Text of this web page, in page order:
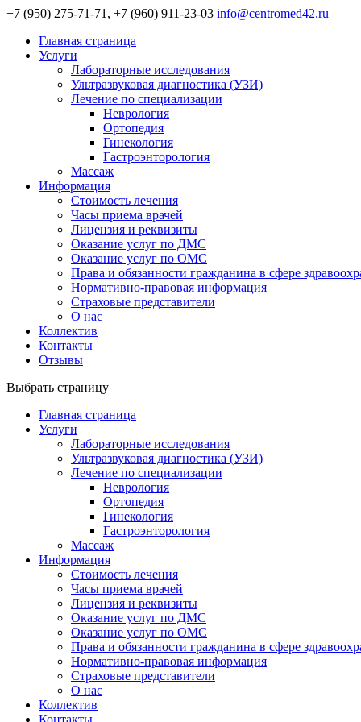
+7 (950) 275-71-71, +7 (960) 911-23-03 info@centromed42.ru
Главная страница
Услуги
Лабораторные исследования
Ультразвуковая диагностика (УЗИ)
Лечение по специализации
Неврология
Ортопедия
Гинекология
Гастроэнторология
Массаж
Информация
Стоимость лечения
Часы приема врачей
Лицензия и реквизиты
Оказание услуг по ДМС
Оказание услуг по ОМС
Права и обязанности гражданина в сфере
Нормативно-правовая информация
Страховые представители
О нас
Коллектив
Контакты
Отзывы
Выбрать страницу
Главная страница
Услуги
Лабораторные исследования
Ультразвуковая диагностика (УЗИ)
Лечение по специализации
Неврология
Ортопедия
Гинекология
Гастроэнторология
Массаж
Информация
Стоимость лечения
Часы приема врачей
Лицензия и реквизиты
Оказание услуг по ДМС
Оказание услуг по ОМС
Права и обязанности гражданина в сфере
Нормативно-правовая информация
Страховые представители
О нас
Коллектив
Контакты